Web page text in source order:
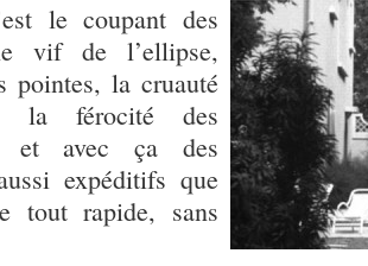
le coupant des
vif de l’ellipse,
pointes, la cruauté
la férocité des
et avec ça des
expéditifs que
tout rapide, sans